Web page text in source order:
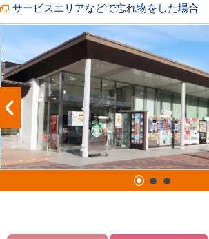
サービスエリアなどで忘れ物をした場合